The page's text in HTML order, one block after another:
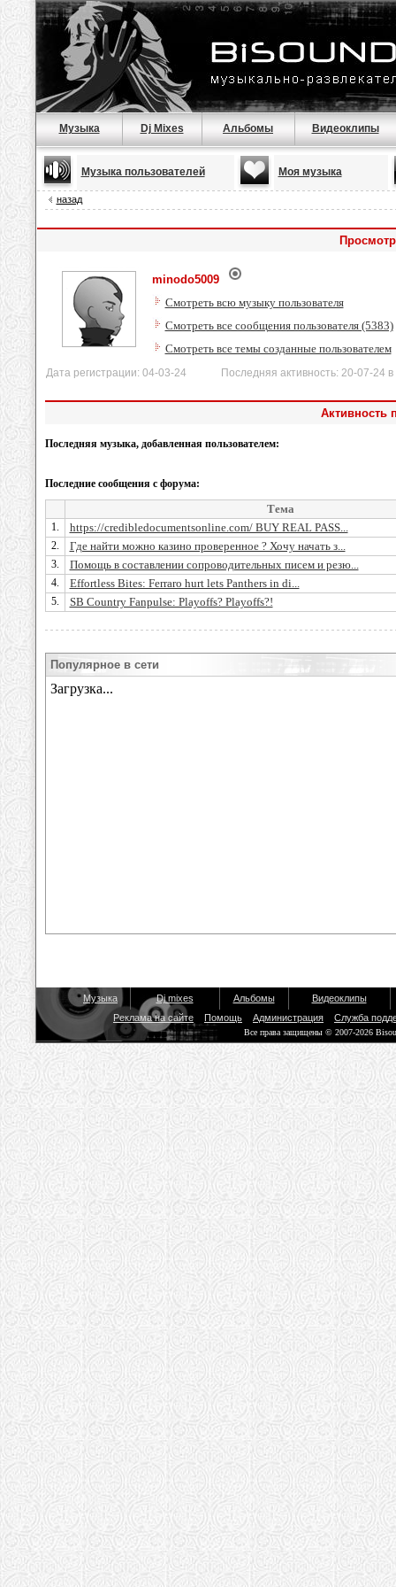
Музыка Dj Mixes Альбомы Видеоклипы
Музыка пользователей Моя музыка
назад
minodo5009
Смотреть всю музыку пользователя
Смотреть все сообщения пользователя (5383)
Смотреть все темы созданные пользователем
Дата регистрации: 04-03-24 Последняя активность: 20-07-24 в
Активность
Последняя музыка, добавленная пользователем:
Последние сообщения с форума:
Тема
1. https://credibledocumentsonline.com/ BUY REAL PASS...
2. Где найти можно казино проверенное ? Хочу начать з...
3. Помощь в составлении сопроводительных писем и резю...
4. Effortless Bites: Ferraro hurt lets Panthers in di...
5. SB Country Fanpulse: Playoffs? Playoffs?!
Популярное в сети
Музыка Dj mixes Альбомы
Видеоклипы
Реклама на сайте
Помощь Администрация Служба
Все права защищены © 2007-2026